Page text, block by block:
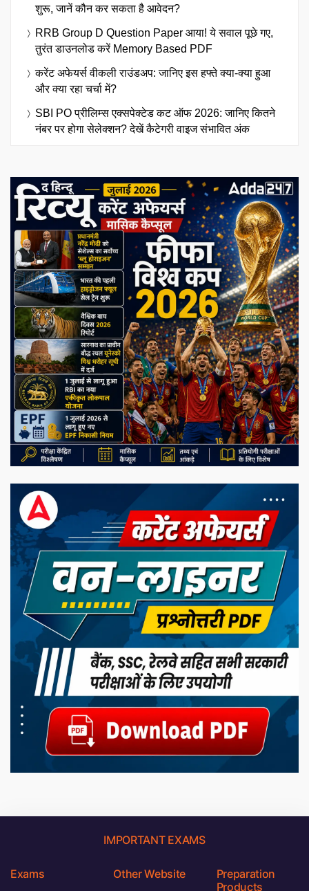
शुरू, जानें कौन कर सकता है आवेदन?
RRB Group D Question Paper आया! ये सवाल पूछे गए,
तुरंत डाउनलोड करें Memory Based PDF
करेंट अफेयर्स वीकली राउंडअप: जानिए इस हफ्ते क्या-क्या हुआ
और क्या रहा चर्चा में?
SBI PO प्रीलिम्स एक्सपेक्टेड कट ऑफ 2026: जानिए कितने
नंबर पर होगा सेलेक्शन? देखें कैटेगरी वाइज संभावित अंक
IMPORTANT EXAMS
Exams Other Website
Preparation
Products